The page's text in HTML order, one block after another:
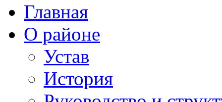
Главная
О районе
Устав
История